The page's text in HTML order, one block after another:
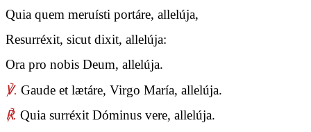
Quia quem meruísti portáre, allelúja,
Resurréxit, sicut dixit, allelúja:
Ora pro nobis Deum, allelúja.
℣. Gaude et lætáre, Virgo María, allelúja.
℟. Quia surréxit Dóminus vere, allelúja.